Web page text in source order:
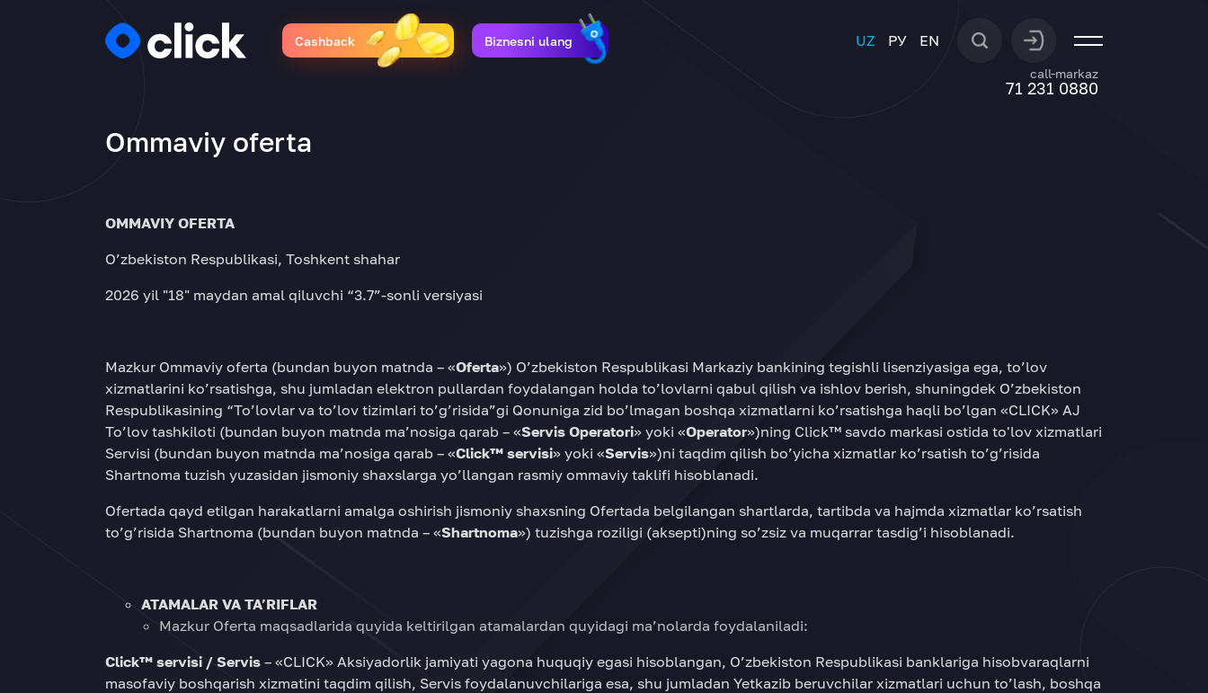
Cashback Biznesni ulang
call-markaz
71 231 0880
UZ РУ EN
Ommaviy oferta
OMMAVIY OFERTA
O’zbekiston Respublikasi, Toshkent shahar
2026 yil "18" maydan amal qiluvchi “3.7”-sonli versiyasi
Mazkur Ommaviy oferta (bundan buyon matnda – «Oferta») O’zbekiston Respublikasi Markaziy bankining tegishli lisenziyasiga ega, to’lov
xizmatlarini ko’rsatishga, shu jumladan elektron pullardan foydalangan holda to’lovlarni qabul qilish va ishlov berish, shuningdek O’zbekiston
Respublikasining “To’lovlar va to’lov tizimlari to’g’risida”gi Qonuniga zid bo’lmagan boshqa xizmatlarni ko’rsatishga haqli bo’lgan «CLICK» AJ
To’lov tashkiloti (bundan buyon matnda ma’nosiga qarab – «Servis Operatori» yoki «Operator»)ning Click™ savdo markasi ostida to'lov xizmatlari
Servisi (bundan buyon matnda ma’nosiga qarab – «Click™ servisi» yoki «Servis»)ni taqdim qilish bo’yicha xizmatlar ko’rsatish to’g’risida
Shartnoma tuzish yuzasidan jismoniy shaxslarga yo’llangan rasmiy ommaviy taklifi hisoblanadi.
Ofertada qayd etilgan harakatlarni amalga oshirish jismoniy shaxsning Ofertada belgilangan shartlarda, tartibda va hajmda xizmatlar ko’rsatish
to’g’risida Shartnoma (bundan buyon matnda – «Shartnoma») tuzishga roziligi (aksepti)ning so’zsiz va muqarrar tasdig’i hisoblanadi.
ATAMALAR VA TA’RIFLAR
Mazkur Oferta maqsadlarida quyida keltirilgan atamalardan quyidagi ma’nolarda foydalaniladi:
Click™ servisi / Servis – «CLICK» Aksiyadorlik jamiyati yagona huquqiy egasi hisoblangan, O’zbekiston Respublikasi banklariga hisobvaraqlarni
masofaviy boshqarish xizmatini taqdim qilish, Servis foydalanuvchilariga esa, shu jumladan Yetkazib beruvchilar xizmatlari uchun to’lash, boshqa